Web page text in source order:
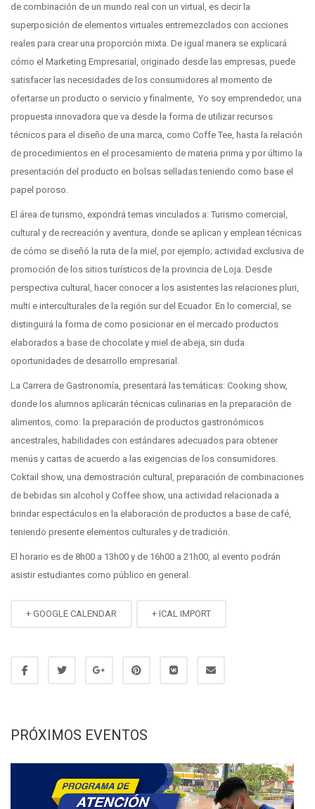
de combinación de un mundo real con un virtual, es decir la
superposición de elementos virtuales entremezclados con acciones
reales para crear una proporción mixta. De igual manera se explicará
cómo el Marketing Empresarial, originado desde las empresas, puede
satisfacer las necesidades de los consumidores al momento de
ofertarse un producto o servicio y finalmente, Yo soy emprendedor, una
propuesta innovadora que va desde la forma de utilizar recursos
técnicos para el diseño de una marca, como Coffe Tee, hasta la relación
de procedimientos en el procesamiento de materia prima y por último la
presentación del producto en bolsas selladas teniendo como base el
papel poroso.
El área de turismo, expondrá temas vinculados a: Turismo comercial,
cultural y de recreación y aventura, donde se aplican y emplean técnicas
de cómo se diseñó la ruta de la miel, por ejemplo; actividad exclusiva de
promoción de los sitios turísticos de la provincia de Loja. Desde
perspectiva cultural, hacer conocer a los asistentes las relaciones pluri,
multi e interculturales de la región sur del Ecuador. En lo comercial, se
distinguirá la forma de como posicionar en el mercado productos
elaborados a base de chocolate y miel de abeja, sin duda
oportunidades de desarrollo empresarial.
La Carrera de Gastronomía, presentará las temáticas: Cooking show,
donde los alumnos aplicarán técnicas culinarias en la preparación de
alimentos, como: la preparación de productos gastronómicos
ancestrales, habilidades con estándares adecuados para obtener
menús y cartas de acuerdo a las exigencias de los consumidores.
Coktail show, una demostración cultural, preparación de combinaciones
de bebidas sin alcohol y Coffee show, una actividad relacionada a
brindar espectáculos en la elaboración de productos a base de café,
teniendo presente elementos culturales y de tradición.
El horario es de 8h00 a 13h00 y de 16h00 a 21h00, al evento podrán
asistir estudiantes como público en general.
+ GOOGLE CALENDAR + ICAL IMPORT
PRÓXIMOS EVENTOS